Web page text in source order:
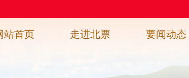
站首页 走进北票 要闻动态